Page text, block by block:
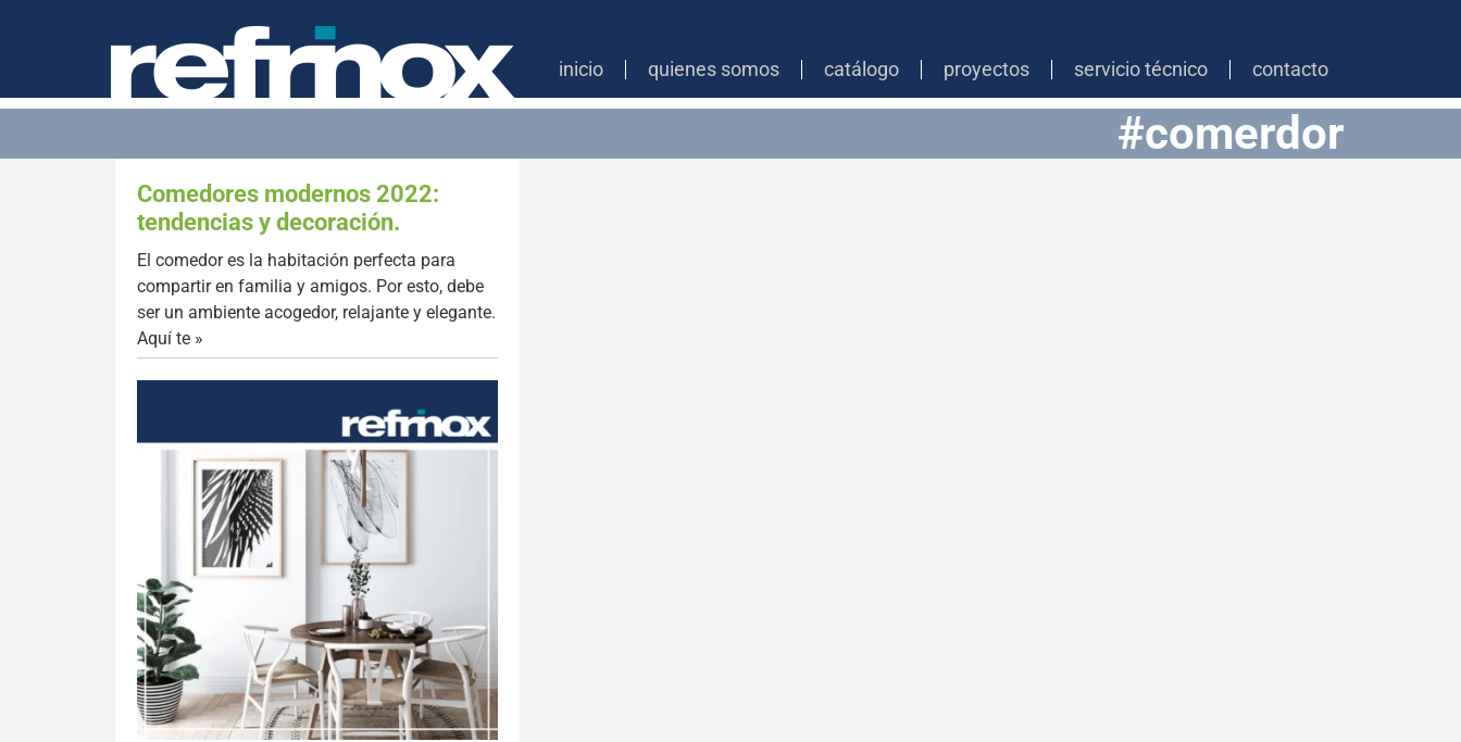
inicio quienes somos catálogo proyectos servicio técnico contacto
#comerdor
Comedores modernos 2022:
tendencias y decoración.
El comedor es la habitación perfecta para
compartir en familia y amigos. Por esto, debe
ser un ambiente acogedor, relajante y elegante.
Aquí te »